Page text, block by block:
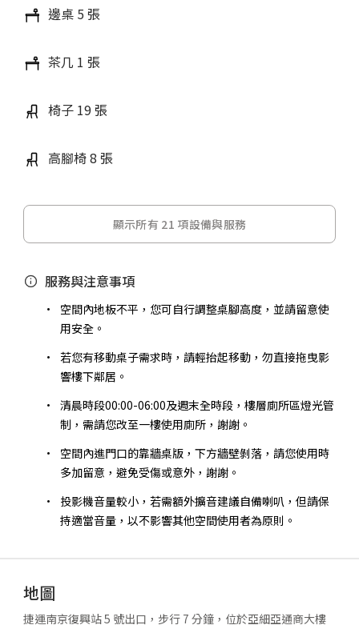
邊桌 5 張
茶几 1 張
椅子 19 張
高腳椅 8 張
顯示所有 21 項設備與服務
服務與注意事項
空間內地板不平，您可自行調整桌腳高度，並請留意使
用安全。
若您有移動桌子需求時，請輕抬起移動，勿直接拖曳影
響樓下鄰居。
清晨時段00:00-06:00及週末全時段，樓層廁所區燈光管
制，需請您改至一樓使用廁所，謝謝。
空間內進門口的靠牆桌版，下方牆壁剝落，請您使用時
多加留意，避免受傷或意外，謝謝。
投影機音量較小，若需額外擴音建議自備喇叭，但請保
持適當音量，以不影響其他空間使用者為原則。
地圖
捷運南京復興站 5 號出口，步行 7 分鐘，位於亞細亞通商大樓